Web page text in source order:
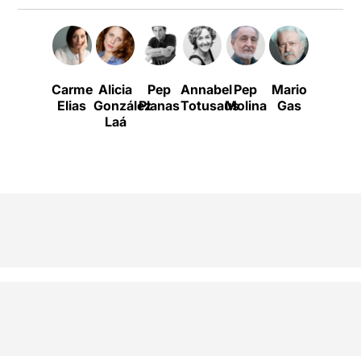
Carme
Elias
Alicia
González
Laá
Pep
Planas
Annabel
Totusaus
Pep
Molina
Mario
Gas